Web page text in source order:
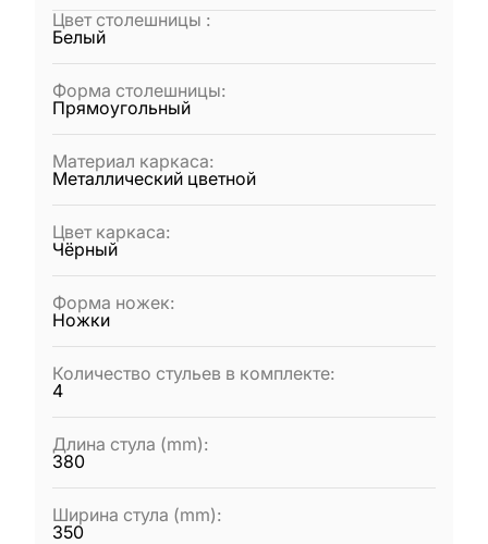
Цвет столешницы :
Белый
Форма столешницы:
Прямоугольный
Материал каркаса:
Металлический цветной
Цвет каркаса:
Чёрный
Форма ножек:
Ножки
Количество стульев в комплекте:
4
Длина стула (mm):
380
Ширина стула (mm):
350